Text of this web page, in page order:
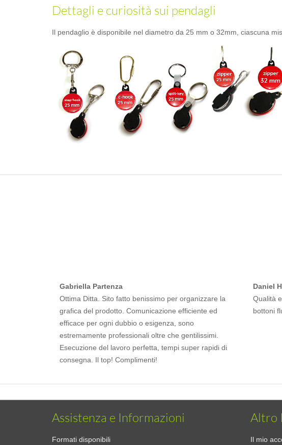
Dettagli e curiosità sui pendagli
Il pendaglio è disponibile nel diametro da 25 mm o 32mm, ciascuna
Gabriella Partenza
Ottima Ditta. Sito fatto benissimo per organizzare la
grafica del prodotto. Comunicazione efficiente ed
efficace per ogni dubbio o esigenza, sono
estremamente professionali oltre che gentilissimi.
Esecuzione del lavoro perfetta, tempi super rapidi di
consegna. Il top! Complimenti!
Daniel
Qualità
bottoni
Assistenza e Informazioni
Formati disponibili
Altro
Il mio